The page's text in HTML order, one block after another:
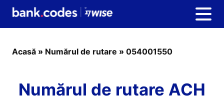
Acasă » Numărul de rutare » 054001550
Numărul de rutare ACH